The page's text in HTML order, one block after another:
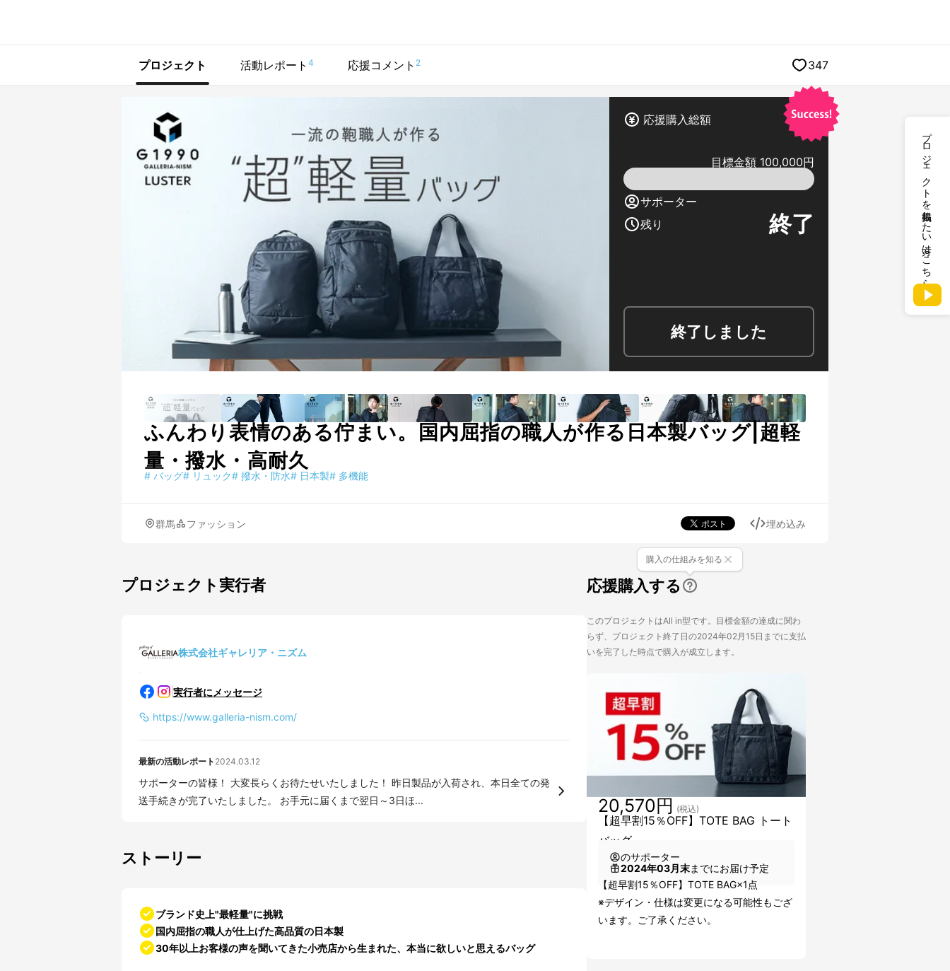
プロジェクトを掲載したい方はこちら
プロジェクト 活動レポート 4 応援コメント 2 347
応援購入総額
目標金額 100,000円
サポーター
残り
終了
終了しました
ふんわり表情のある佇まい。国内屈指の職人が作る日本製バッグ|超軽
量・撥水・高耐久
# バッグ# リュック# 撥水・防水# 日本製# 多機能
群馬 ファッション 埋め込み
プロジェクト実行者
株式会社ギャレリア・ニズム
実行者にメッセージ
https://www.galleria-nism.com/
最新の活動レポート 2024.03.12
サポーターの皆様！ 大変長らくお待たせいたしました！ 昨日製品が入荷され、本日全ての発
送手続きが完了いたしました。 お手元に届くまで翌日～3日ほ...
ストーリー
ブランド史上"最軽量"に挑戦
国内屈指の職人が仕上げた高品質の日本製
30年以上お客様の声を聞いてきた小売店から生まれた、本当に欲しいと思えるバッグ
応援購入する
購入の仕組みを知る
このプロジェクトはAll in型です。目標金額の達成に関わ
らず、プロジェクト終了日の2024年02月15日までに支払
いを完了した時点で購入が成立します。
【超早割15％OFF】TOTE BAG トート
バッグ
20,570円 (税込)
のサポーター
2024年03月末までにお届け予定
【超早割15％OFF】TOTE BAG×1点
※デザイン・仕様は変更になる可能性もござ
います。ご了承ください。